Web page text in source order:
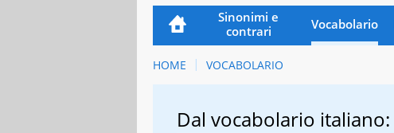
Sinonimi e
contrari
Vocabolario
HOME VOCABOLARIO
Dal vocabolario italiano: